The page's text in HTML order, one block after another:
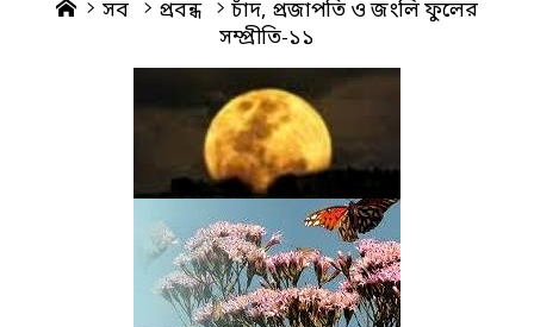
Home
সব প্রবন্ধ
চাঁদ, প্রজাপতি ও জংলি ফুলের
সম্প্রীতি-১১